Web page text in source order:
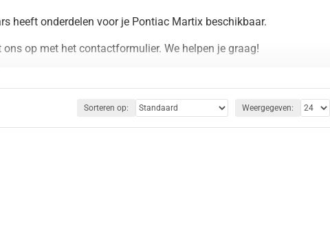
heeft onderdelen voor je Pontiac Martix beschikbaar.
op met het contactformulier. We helpen je graag!
Sorteren op: Weergegeven: